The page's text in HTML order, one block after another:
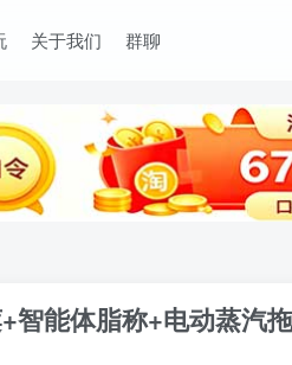
关于我们 群聊
智能体脂称+电动蒸汽